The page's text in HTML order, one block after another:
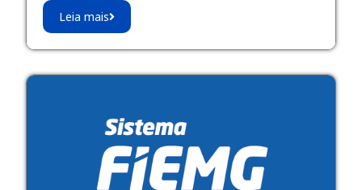
Leia mais